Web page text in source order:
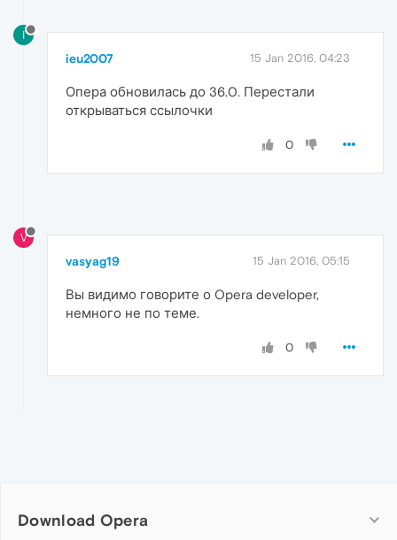
I
ieu2007 15 Jan 2016, 04:23
Опера обновилась до 36.0. Перестали
открываться ссылочки
0
V
vasyag19 15 Jan 2016, 05:15
Вы видимо говорите о Opera developer,
немного не по теме.
0
Download Opera